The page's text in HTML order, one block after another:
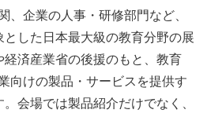
企業の人事・研修部門など、
した日本最大級の教育分野の展
済産業省の後援のもと、教育
向けの製品・サービスを提供す
会場では製品紹介だけでなく、